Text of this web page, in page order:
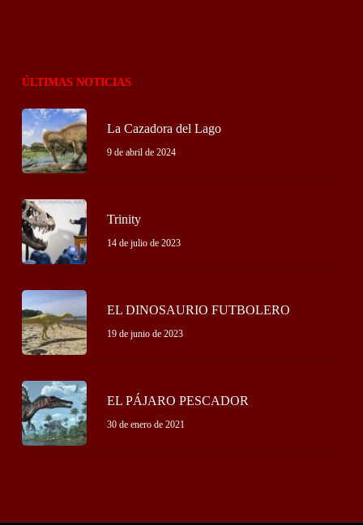
ÚLTIMAS NOTICIAS
La Cazadora del Lago
9 de abril de 2024
Trinity
14 de julio de 2023
EL DINOSAURIO FUTBOLERO
19 de junio de 2023
EL PÁJARO PESCADOR
30 de enero de 2021